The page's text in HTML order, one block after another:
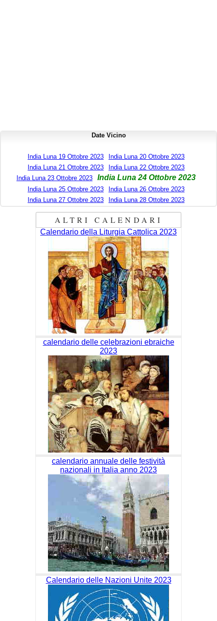
Date Vicino
India Luna 19 Ottobre 2023
India Luna 20 Ottobre 2023
India Luna 21 Ottobre 2023
India Luna 22 Ottobre 2023
India Luna 23 Ottobre 2023
India Luna 24 Ottobre 2023
India Luna 25 Ottobre 2023
India Luna 26 Ottobre 2023
India Luna 27 Ottobre 2023
India Luna 28 Ottobre 2023
ALTRI CALENDARI
Calendario della Liturgia Cattolica 2023
calendario delle celebrazioni ebraiche
2023
calendario annuale delle festività
nazionali in Italia anno 2023
Calendario delle Nazioni Unite 2023